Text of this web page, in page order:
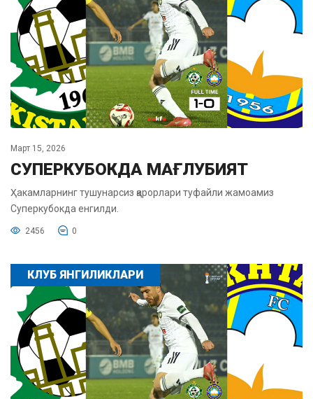
Март 15, 2026
СУПЕРКУБОКДА МАҒЛУБИЯТ
Ҳакамларнинг тушунарсиз қарорлари туфайли жамоамиз
Суперкубокда енгилди.
2456 0
КЛУБ ЯНГИЛИКЛАРИ